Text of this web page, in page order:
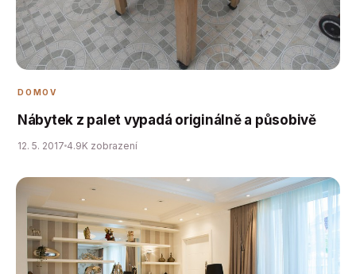
DOMOV
Nábytek z palet vypadá originálně a působivě
12. 5. 2017 4.9K zobrazení